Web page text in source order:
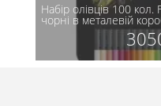
Набір олівців 100 кол.
чорні в металевій